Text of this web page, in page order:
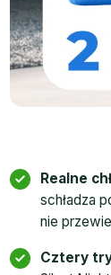
Realne
schładza
nie
Cztery